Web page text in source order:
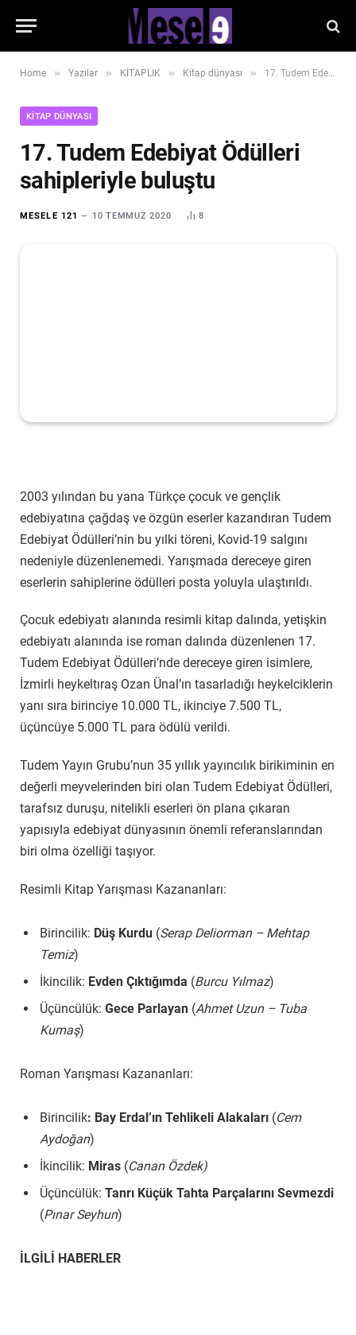
Home » Yazılar » KİTAPLIK » Kitap dünyası » 17. Tudem Edebiyat Ödülleri sahipleriyle buluştu
KITAP DÜNYASI
17. Tudem Edebiyat Ödülleri
sahipleriyle buluştu
MESELE 121 10 TEMMUZ 2020 8
2003 yılından bu yana Türkçe çocuk ve gençlik
edebiyatına çağdaş ve özgün eserler kazandıran Tudem
Edebiyat Ödülleri’nin bu yılki töreni, Kovid-19 salgını
nedeniyle düzenlenemedi. Yarışmada dereceye giren
eserlerin sahiplerine ödülleri posta yoluyla ulaştırıldı.
Çocuk edebiyatı alanında resimli kitap dalında, yetişkin
edebiyatı alanında ise roman dalında düzenlenen 17.
Tudem Edebiyat Ödülleri’nde dereceye giren isimlere,
İzmirli heykeltıraş Ozan Ünal’ın tasarladığı heykelciklerin
yanı sıra birinciye 10.000 TL, ikinciye 7.500 TL,
üçüncüye 5.000 TL para ödülü verildi.
Tudem Yayın Grubu’nun 35 yıllık yayıncılık birikiminin en
değerli meyvelerinden biri olan Tudem Edebiyat Ödülleri,
tarafsız duruşu, nitelikli eserleri ön plana çıkaran
yapısıyla edebiyat dünyasının önemli referanslarından
biri olma özelliği taşıyor.
Resimli Kitap Yarışması Kazananları:
Birincilik: Düş Kurdu (Serap Deliorman – Mehtap
Temiz)
İkincilik: Evden Çıktığımda (Burcu Yılmaz)
Üçüncülük: Gece Parlayan (Ahmet Uzun – Tuba
Kumaş)
Roman Yarışması Kazananları:
Birincilik: Bay Erdal’ın Tehlikeli Alakaları (Cem
Aydoğan)
İkincilik: Miras (Canan Özdek)
Üçüncülük: Tanrı Küçük Tahta Parçalarını Sevmezdi
(Pınar Seyhun)
İLGİLİ HABERLER